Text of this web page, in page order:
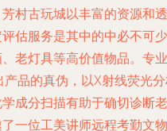
村古玩城以丰富的资源和透
估服务是其中的中必不可少
老灯具等高价值物品。专业
品的真伪，以X射线荧光
成分扫描有助于确切诊断老
一位工美讲师远程考勤文物